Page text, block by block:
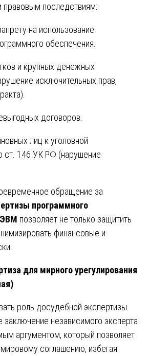
правовым последствиям:
на использование
обеспечения.
и крупных денежных
исключительных прав,
договоров.
лиц к уголовной
ст. 146 УК РФ (нарушение
обращение за
программного
ЭВМ позволяет не только защитить
финансовые и
для мирного урегулирования
роль досудебной экспертизы.
заключение независимого эксперта
аргументом, который позволяет
соглашению, избегая